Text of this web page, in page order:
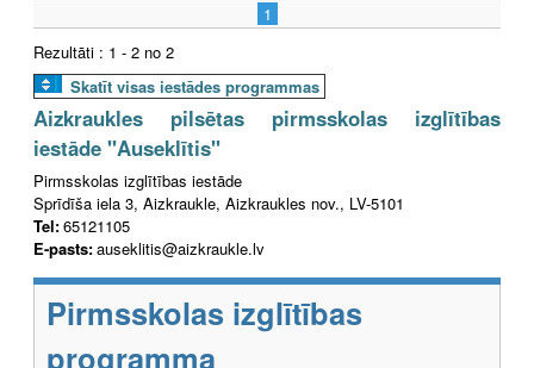
1
Rezultāti : 1 - 2 no 2
Skatīt visas iestādes programmas
Aizkraukles pilsētas pirmsskolas izglītības
iestāde "Auseklītis"
Pirmsskolas izglītības iestāde
Sprīdīša iela 3, Aizkraukle, Aizkraukles nov., LV-5101
Tel:65121105
E-pasts:auseklitis@aizkraukle.lv
Pirmsskolas izglītības
programma